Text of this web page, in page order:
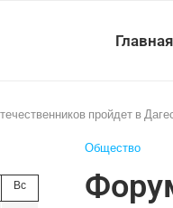
Главная
пройдет в
Общество
Вс